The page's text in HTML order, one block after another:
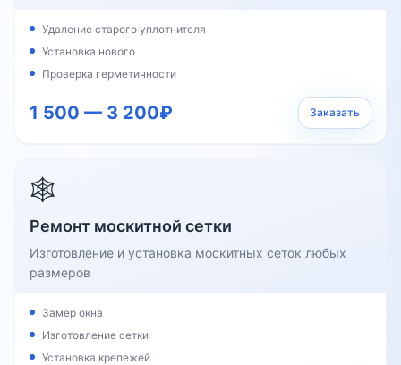
Удаление старого уплотнителя
Установка нового
Проверка герметичности
1 500 — 3 200₽ Заказать
🕸️
Ремонт москитной сетки
Изготовление и установка москитных сеток любых
размеров
Замер окна
Изготовление сетки
Установка крепежей